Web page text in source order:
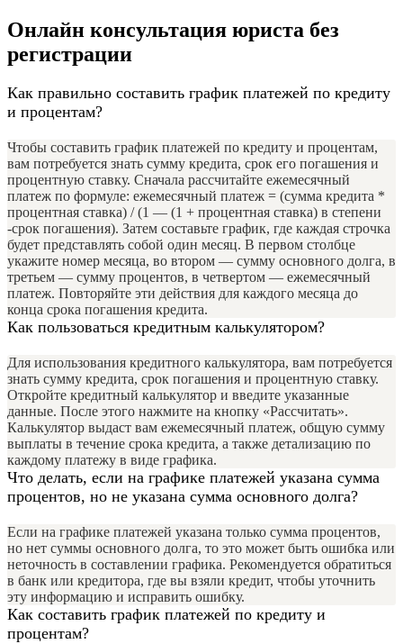
Онлайн консультация юриста без
регистрации
Как правильно составить график платежей по кредиту
и процентам?
Чтобы составить график платежей по кредиту и процентам,
вам потребуется знать сумму кредита, срок его погашения и
процентную ставку. Сначала рассчитайте ежемесячный
платеж по формуле: ежемесячный платеж = (сумма кредита *
процентная ставка) / (1 — (1 + процентная ставка) в степени
-срок погашения). Затем составьте график, где каждая строчка
будет представлять собой один месяц. В первом столбце
укажите номер месяца, во втором — сумму основного долга, в
третьем — сумму процентов, в четвертом — ежемесячный
платеж. Повторяйте эти действия для каждого месяца до
конца срока погашения кредита.
Как пользоваться кредитным калькулятором?
Для использования кредитного калькулятора, вам потребуется
знать сумму кредита, срок погашения и процентную ставку.
Откройте кредитный калькулятор и введите указанные
данные. После этого нажмите на кнопку «Рассчитать».
Калькулятор выдаст вам ежемесячный платеж, общую сумму
выплаты в течение срока кредита, а также детализацию по
каждому платежу в виде графика.
Что делать, если на графике платежей указана сумма
процентов, но не указана сумма основного долга?
Если на графике платежей указана только сумма процентов,
но нет суммы основного долга, то это может быть ошибка или
неточность в составлении графика. Рекомендуется обратиться
в банк или кредитора, где вы взяли кредит, чтобы уточнить
эту информацию и исправить ошибку.
Как составить график платежей по кредиту и
процентам?